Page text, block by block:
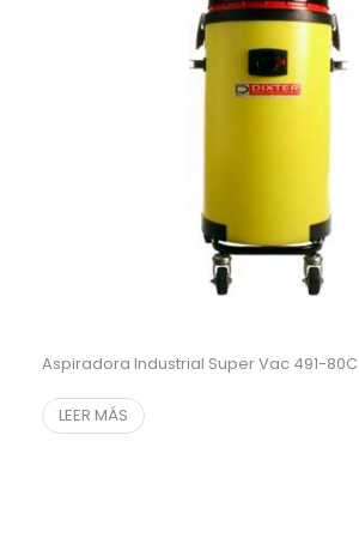
Aspiradora Industrial Super Vac 491-80C
LEER MÁS